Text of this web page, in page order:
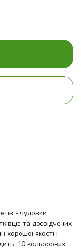
- чудовий
та досвідчених
хорошої якості і
10 кольорових